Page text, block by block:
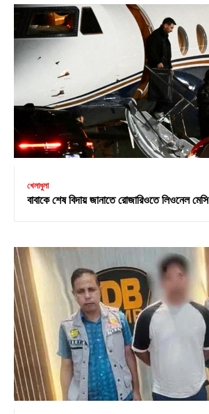
খেলাধুলা
বাবাকে শেষ বিদায় জানাতে রোজারিওতে লিওনেল মেসি